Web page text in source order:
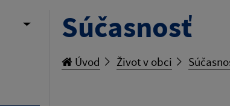
Súčasnosť
Úvod Život v obci